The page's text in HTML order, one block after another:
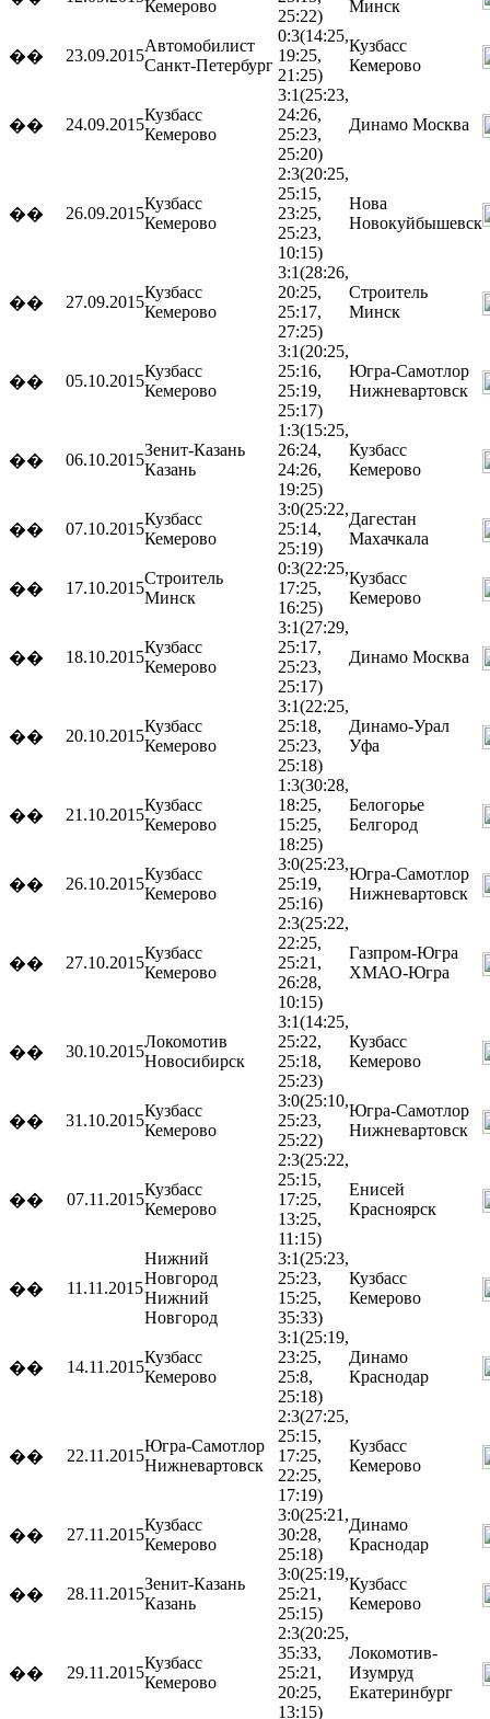
Кемерово
25:22)
Минск
�� 23.09.2015
Автомобилист
Санкт-Петербург
0:3(14:25,
19:25,
21:25)
Кузбасс
Кемерово
�� 24.09.2015
Кузбасс
Кемерово
3:1(25:23,
24:26,
25:23,
25:20)
Динамо Москва
�� 26.09.2015
Кузбасс
Кемерово
2:3(20:25,
25:15,
23:25,
25:23,
10:15)
Нова
Новокуйбышевск
�� 27.09.2015
Кузбасс
Кемерово
3:1(28:26,
20:25,
25:17,
27:25)
Строитель
Минск
�� 05.10.2015
Кузбасс
Кемерово
3:1(20:25,
25:16,
25:19,
25:17)
Югра-Самотлор
Нижневартовск
�� 06.10.2015
Зенит-Казань
Казань
1:3(15:25,
26:24,
24:26,
19:25)
Кузбасс
Кемерово
�� 07.10.2015
Кузбасс
Кемерово
3:0(25:22,
25:14,
25:19)
Дагестан
Махачкала
�� 17.10.2015
Строитель
Минск
0:3(22:25,
17:25,
16:25)
Кузбасс
Кемерово
�� 18.10.2015
Кузбасс
Кемерово
3:1(27:29,
25:17,
25:23,
25:17)
Динамо Москва
�� 20.10.2015
Кузбасс
Кемерово
3:1(22:25,
25:18,
25:23,
25:18)
Динамо-Урал
Уфа
�� 21.10.2015
Кузбасс
Кемерово
1:3(30:28,
18:25,
15:25,
18:25)
Белогорье
Белгород
�� 26.10.2015
Кузбасс
Кемерово
3:0(25:23,
25:19,
25:16)
Югра-Самотлор
Нижневартовск
�� 27.10.2015
Кузбасс
Кемерово
2:3(25:22,
22:25,
25:21,
26:28,
10:15)
Газпром-Югра
ХМАО-Югра
�� 30.10.2015
Локомотив
Новосибирск
3:1(14:25,
25:22,
25:18,
25:23)
Кузбасс
Кемерово
�� 31.10.2015
Кузбасс
Кемерово
3:0(25:10,
25:23,
25:22)
Югра-Самотлор
Нижневартовск
�� 07.11.2015
Кузбасс
Кемерово
2:3(25:22,
25:15,
17:25,
13:25,
11:15)
Енисей
Красноярск
�� 11.11.2015
Нижний
Новгород
Нижний
Новгород
3:1(25:23,
25:23,
15:25,
35:33)
Кузбасс
Кемерово
�� 14.11.2015
Кузбасс
Кемерово
3:1(25:19,
23:25,
25:8,
25:18)
Динамо
Краснодар
�� 22.11.2015
Югра-Самотлор
Нижневартовск
2:3(27:25,
25:15,
17:25,
22:25,
17:19)
Кузбасс
Кемерово
�� 27.11.2015
Кузбасс
Кемерово
3:0(25:21,
30:28,
25:18)
Динамо
Краснодар
�� 28.11.2015
Зенит-Казань
Казань
3:0(25:19,
25:21,
25:15)
Кузбасс
Кемерово
�� 29.11.2015
Кузбасс
Кемерово
2:3(20:25,
35:33,
25:21,
20:25,
13:15)
Локомотив-
Изумруд
Екатеринбург